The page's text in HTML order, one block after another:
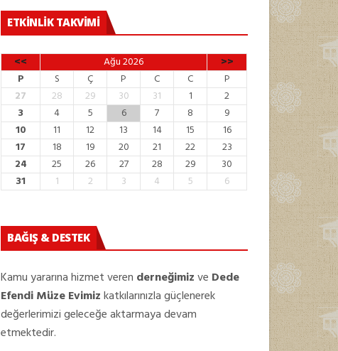
ETKINLIK TAKVIMI
<< Ağu 2026
>>
P
S Ç P C C
P
27
28 29 30 31 1
2
3
4 5 6 7 8
9
10
11 12 13 14 15
16
17
18 19 20 21 22
23
24
25 26 27 28 29
30
31
1 2 3 4 5 6
BAĞIŞ & DESTEK
Kamu yararına hizmet veren derneğimizve Dede
Efendi Müze Evimizkatkılarınızla güçlenerek
değerlerimizi geleceğe aktarmaya devam
etmektedir.